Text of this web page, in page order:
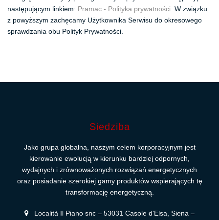
następującym linkiem: Pramac - Polityka prywatności . W związku
z powyższym zachęcamy Użytkownika Serwisu do okresowego
sprawdzania obu Polityk Prywatności.
Siedziba
Jako grupa globalna, naszym celem korporacyjnym jest
kierowanie ewolucją w kierunku bardziej odpornych,
wydajnych i zrównoważonych rozwiązań energetycznych
oraz posiadanie szerokiej gamy produktów wspierających tę
transformację energetyczną.
Località Il Piano snc – 53031 Casole d'Elsa, Siena –